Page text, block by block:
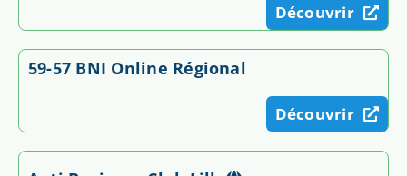
Découvrir
59-57 BNI Online Régional
Découvrir